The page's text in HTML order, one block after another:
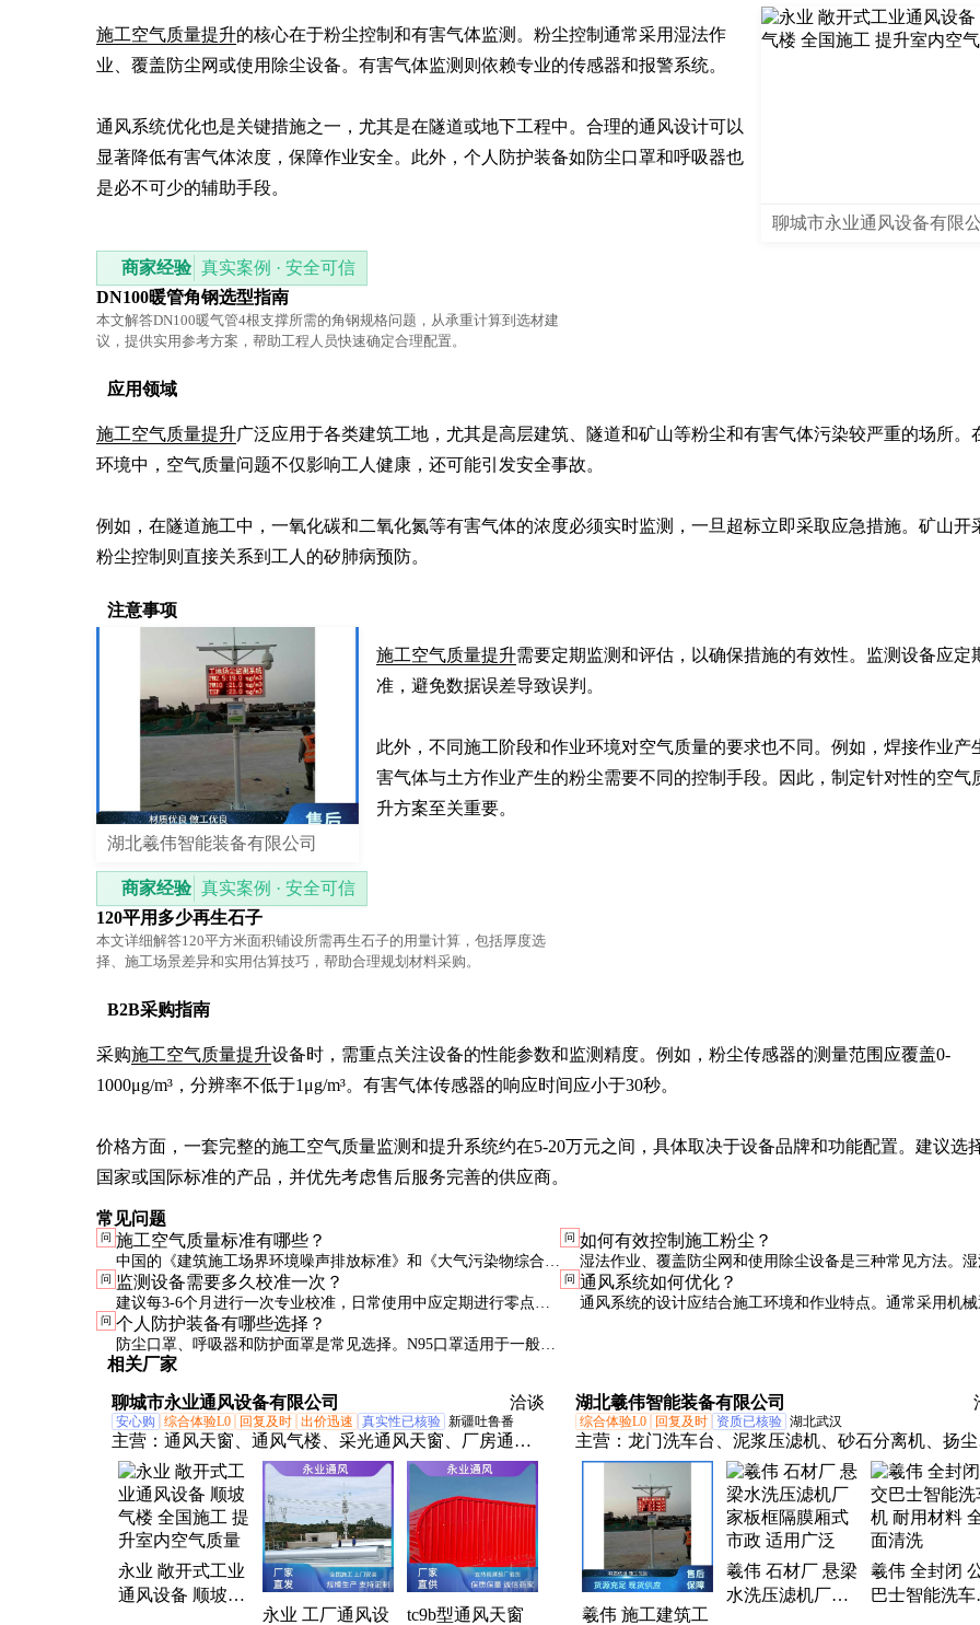
聊城市永业通风设备有限
施工空气质量提升的核心在于粉尘控制和有害气体监测。粉尘控制通常采用湿法作
业、覆盖防尘网或使用除尘设备。有害气体监测则依赖专业的传感器和报警系统。
通风系统优化也是关键措施之一，尤其是在隧道或地下工程中。合理的通风设计可以
显著降低有害气体浓度，保障作业安全。此外，个人防护装备如防尘口罩和呼吸器也
是必不可少的辅助手段。
商家经验 真实案例 · 安全可信
DN100暖管角钢选型指南
本文解答DN100暖气管4根支撑所需的角钢规格问题，从承重计算到选材建
议，提供实用参考方案，帮助工程人员快速确定合理配置。
应用领域
施工空气质量提升广泛应用于各类建筑工地，尤其是高层建筑、隧道和矿山等粉尘和有害气体污染较严重的场所。
环境中，空气质量问题不仅影响工人健康，还可能引发安全事故。
例如，在隧道施工中，一氧化碳和二氧化氮等有害气体的浓度必须实时监测，一旦超标立即采取应急措施。矿山开
粉尘控制则直接关系到工人的矽肺病预防。
注意事项
湖北羲伟智能装备有限公司
施工空气质量提升需要定期监测和评估，以确保措施的有效性。监测设备应定
准，避免数据误差导致误判。
此外，不同施工阶段和作业环境对空气质量的要求也不同。例如，焊接作业产
害气体与土方作业产生的粉尘需要不同的控制手段。因此，制定针对性的空气
升方案至关重要。
商家经验 真实案例 · 安全可信
120平用多少再生石子
本文详细解答120平方米面积铺设所需再生石子的用量计算，包括厚度选
择、施工场景差异和实用估算技巧，帮助合理规划材料采购。
B2B采购指南
采购施工空气质量提升设备时，需重点关注设备的性能参数和监测精度。例如，粉尘传感器的测量范围应覆盖0-
1000μg/m³，分辨率不低于1μg/m³。有害气体传感器的响应时间应小于30秒。
价格方面，一套完整的施工空气质量监测和提升系统约在5-20万元之间，具体取决于设备品牌和功能配置。建议选
国家或国际标准的产品，并优先考虑售后服务完善的供应商。
常见问题
问 施工空气质量标准有哪些？
中国的《建筑施工场界环境噪声排放标准》和《大气污染物综合排
放标准》是主要参考。粉尘浓度限值通常为150μg/m³，有害气体如
CO不得超过30ppm。
问 如何有效控制施工粉尘？
湿法作业、覆盖防尘网和使用除尘设备是三种常见方法。湿
成本低但效果有限，除尘设备效率高但维护成本较高。
问 监测设备需要多久校准一次？
建议每3-6个月进行一次专业校准，日常使用中应定期进行零点校
准和跨度校准，确保数据准确。
问 通风系统如何优化？
通风系统的设计应结合施工环境和作业特点。通常采用机械
问 个人防护装备有哪些选择？
防尘口罩、呼吸器和防护面罩是常见选择。N95口罩适用于一般粉
尘环境，高浓度有害气体环境需使用专用呼吸器。
相关厂家
聊城市永业通风设备有限公司 洽谈
安心购 综合体验L0 回复及时 出价迅速 真实性已核验 新疆吐鲁番
主营： 通风天窗、通风气楼、采光通风天窗、厂房通风
天窗、薄型通风天窗、消防排烟天窗、一字型排烟天
窗、三角型排烟天窗、顺坡通风天窗、屋脊通风天窗、
11cj33通风天窗、05J621通风天窗、mcw4型通风天窗、
tc12b通风天窗、mcw7型通风天窗、18J621通风天窗、
06K105通风天窗、TC10E通风天窗、TC4通风天窗、屋
顶通风器、自然通风器、开敞式通风气楼、启闭式通风
永业 敞开式工业
通风设备 顺坡气
永业 工厂通风设
tc9b型通风天窗
湖北羲伟智能装备有限公司
综合体验L0 回复及时 资质已核验 湖北武汉
主营： 龙门洗车台、泥浆压滤机、砂石分离机、扬尘
测系统
羲伟 施工建筑工
羲伟 石材厂 悬梁
水洗压滤机厂家
羲伟 全封闭
巴士智能洗车